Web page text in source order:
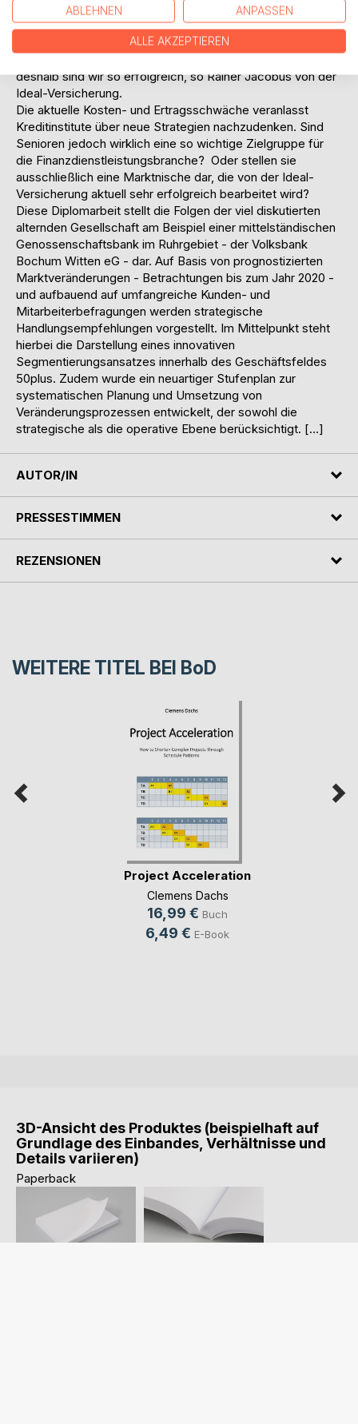
Senioren. Das bisherige Ergebnis lässt sich sehen: 105.000
Verträge hat die Ideal an den alten Mann gebracht. Binnen
fünf Jahren. Dieses Jahr sollen es weitere 40.000 sein. Die
deshalb sind wir so erfolgreich, so Rainer Jacobus von der
Ideal-Versicherung.
Die aktuelle Kosten- und Ertragsschwäche veranlasst
Kreditinstitute über neue Strategien nachzudenken. Sind
Senioren jedoch wirklich eine so wichtige Zielgruppe für
die Finanzdienstleistungsbranche?  Oder stellen sie
ausschließlich eine Marktnische dar, die von der Ideal-
Versicherung aktuell sehr erfolgreich bearbeitet wird?
Diese Diplomarbeit stellt die Folgen der viel diskutierten
alternden Gesellschaft am Beispiel einer mittelständischen
Genossenschaftsbank im Ruhrgebiet - der Volksbank
Bochum Witten eG - dar. Auf Basis von prognostizierten
Marktveränderungen - Betrachtungen bis zum Jahr 2020 -
und aufbauend auf umfangreiche Kunden- und
Mitarbeiterbefragungen werden strategische
Handlungsempfehlungen vorgestellt. Im Mittelpunkt steht
hierbei die Darstellung eines innovativen
Segmentierungsansatzes innerhalb des Geschäftsfeldes
50plus. Zudem wurde ein neuartiger Stufenplan zur
systematischen Planung und Umsetzung von
Veränderungsprozessen entwickelt, der sowohl die
strategische als die operative Ebene berücksichtigt. […]
AUTOR/IN
PRESSESTIMMEN
REZENSIONEN
WEITERE TITEL BEI BoD
Project Acceleration
Clemens Dachs
16,99 € Buch
6,49 € E-Book
3D-Ansicht des Produktes (beispielhaft auf
Grundlage des Einbandes, Verhältnisse und
Details variieren)
Paperback
ABLEHNEN ANPASSEN
ALLE AKZEPTIEREN